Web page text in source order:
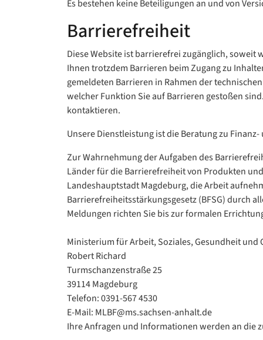
Es bestehen keine Beteiligungen an und von
Barrierefreiheit
Diese Website ist barrierefrei zugänglich,
Ihnen trotzdem Barrieren beim Zugang zu
gemeldeten Barrieren in Rahmen der
welcher Funktion Sie auf Barrieren gestoßen
kontaktieren.
Unsere Dienstleistung ist die Beratung zu
Zur Wahrnehmung der Aufgaben des
Länder für die Barrierefreiheit von Produkten
Landeshauptstadt Magdeburg, die Arbeit
Barrierefreiheitsstärkungsgesetz (BFSG) durch
Meldungen richten Sie bis zur formalen
Ministerium für Arbeit, Soziales, Gesundheit
Robert Richard
Turmschanzenstraße 25
39114 Magdeburg
Telefon: 0391-567 4530
E-Mail: MLBF@ms.sachsen-anhalt.de
Ihre Anfragen und Informationen werden an die